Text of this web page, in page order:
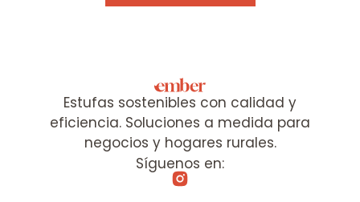
Estufas sostenibles con calidad y
eficiencia. Soluciones a medida para
negocios y hogares rurales.
Síguenos en: